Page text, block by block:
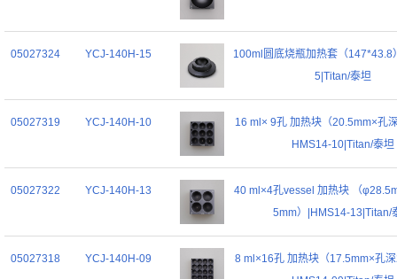
05027324 YCJ-140H-15
100ml圆底烧瓶加热套（147*43.8
5|Titan/泰坦
05027319 YCJ-140H-10
16 ml× 9孔 加热块（20.5mm×孔
HMS14-10|Titan/泰坦
05027322 YCJ-140H-13
40 ml×4孔vessel 加热块 （
5mm）|HMS14-13|Titan/
05027318 YCJ-140H-09
8 ml×16孔 加热块（17.5mm×孔